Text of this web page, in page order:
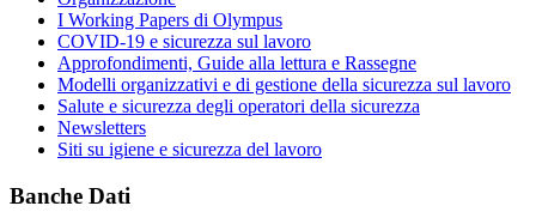
I Working Papers di Olympus
COVID-19 e sicurezza sul lavoro
Approfondimenti, Guide alla lettura e Rassegne
Modelli organizzativi e di gestione della sicurezza sul lavoro
Salute e sicurezza degli operatori della sicurezza
Newsletters
Siti su igiene e sicurezza del lavoro
Banche Dati